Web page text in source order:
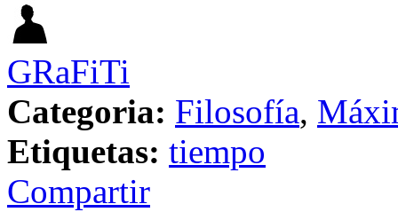
GRaFiTi
Categoria: Filosofía,
Etiquetas: tiempo
Compartir